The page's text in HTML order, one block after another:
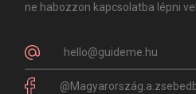
ne habozzon kapcsolatba lépni
hello@guideme.hu